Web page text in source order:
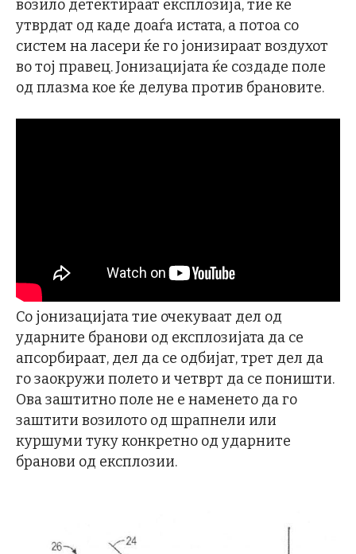
возило детектираат експлозија, тие ќе
утврдат од каде доаѓа истата, а потоа со
систем на ласери ќе го јонизираат воздухот
во тој правец. Јонизацијата ќе создаде поле
од плазма кое ќе делува против брановите.
Со јонизацијата тие очекуваат дел од
ударните бранови од експлозијата да се
апсорбираат, дел да се одбијат, трет дел да
го заокружи полето и четврт да се поништи.
Oва заштитно поле не е наменето да го
заштити возилото од шрапнели или
куршуми туку конкретно од ударните
бранови од експлозии.